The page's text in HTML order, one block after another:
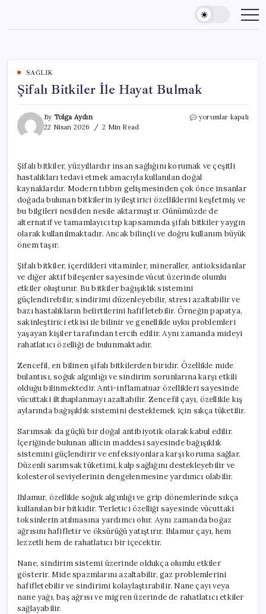
content
SAĞLIK
Şifalı Bitkiler İle Hayat Bulmak
By Tolga Aydın
22 Nisan 2026
2 Min Read
Şifalı
için
yorumlar kapalı
Şifalı bitkiler, yüzyıllardır insan sağlığını korumak ve çeşitli
hastalıkları tedavi etmek amacıyla kullanılan doğal
kaynaklardır. Modern tıbbın gelişmesinden çok önce insanlar
doğada bulunan bitkilerin iyileştirici özelliklerini keşfetmiş ve
bu bilgileri nesilden nesile aktarmıştır. Günümüzde de
alternatif ve tamamlayıcı tıp kapsamında şifalı bitkiler yaygın
olarak kullanılmaktadır. Ancak bilinçli ve doğru kullanım büyük
önem taşır.
Şifalı bitkiler, içerdikleri vitaminler, mineraller, antioksidanlar
ve diğer aktif bileşenler sayesinde vücut üzerinde olumlu
etkiler oluşturur. Bu bitkiler bağışıklık sistemini
güçlendirebilir, sindirimi düzenleyebilir, stresi azaltabilir ve
bazı hastalıkların belirtilerini hafifletebilir. Örneğin papatya,
sakinleştirici etkisi ile bilinir ve genellikle uyku problemleri
yaşayan kişiler tarafından tercih edilir. Aynı zamanda mideyi
rahatlatıcı özelliği de bulunmaktadır.
Zencefil, en bilinen şifalı bitkilerden biridir. Özellikle mide
bulantısı, soğuk algınlığı ve sindirim sorunlarına karşı etkili
olduğu bilinmektedir. Anti-inflamatuar özellikleri sayesinde
vücuttaki iltihaplanmayı azaltabilir. Zencefil çayı, özellikle kış
aylarında bağışıklık sistemini desteklemek için sıkça tüketilir.
Sarımsak da güçlü bir doğal antibiyotik olarak kabul edilir.
İçeriğinde bulunan allicin maddesi sayesinde bağışıklık
sistemini güçlendirir ve enfeksiyonlara karşı koruma sağlar.
Düzenli sarımsak tüketimi, kalp sağlığını destekleyebilir ve
kolesterol seviyelerinin dengelenmesine yardımcı olabilir.
Ihlamur, özellikle soğuk algınlığı ve grip dönemlerinde sıkça
kullanılan bir bitkidir. Terletici özelliği sayesinde vücuttaki
toksinlerin atılmasına yardımcı olur. Aynı zamanda boğaz
ağrısını hafifletir ve öksürüğü yatıştırır. Ihlamur çayı, hem
lezzetli hem de rahatlatıcı bir içecektir.
Nane, sindirim sistemi üzerinde oldukça olumlu etkiler
gösterir. Mide spazmlarını azaltabilir, gaz problemlerini
hafifletebilir ve sindirimi kolaylaştırabilir. Nane çayı veya
nane yağı, baş ağrısı ve migren üzerinde de rahatlatıcı etkiler
sağlayabilir.